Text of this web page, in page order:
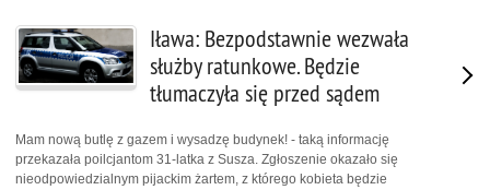
Iława: Bezpodstawnie wezwała
służby ratunkowe. Będzie
tłumaczyła się przed sądem
Mam nową butlę z gazem i wysadzę budynek! - taką informację
przekazała poilcjantom 31-latka z Susza. Zgłoszenie okazało się
nieodpowiedzialnym pijackim żartem, z którego kobieta będzie